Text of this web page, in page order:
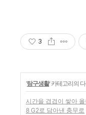
3
'탐구생활' 카테고리의
시간을 겹겹이 쌓아
8 G2로 담아낸 충무로